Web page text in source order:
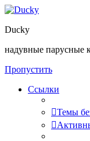
Ducky
надувные парусные
Пропустить
Ссылки
Темы